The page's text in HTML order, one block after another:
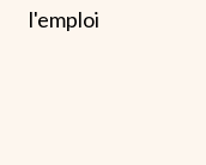
l'emploi